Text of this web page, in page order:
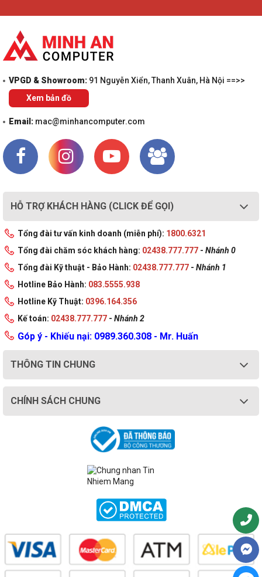
VPGD & Showroom: 91 Nguyễn Xiển, Thanh Xuân, Hà Nội ==>>
Xem bản đồ
Email: mac@minhancomputer.com
HỖ TRỢ KHÁCH HÀNG (CLICK ĐỂ GỌI)
Tổng đài tư vấn kinh doanh (miễn phí): 1800.6321
Tổng đài chăm sóc khách hàng: 02438.777.777 - Nhánh 0
Tổng đài Kỹ thuật - Bảo Hành: 02438.777.777 - Nhánh 1
Hotline Bảo Hành: 083.5555.938
Hotline Kỹ Thuật: 0396.164.356
Kế toán: 02438.777.777 - Nhánh 2
Góp ý - Khiếu nại: 0989.360.308 - Mr. Huấn
THÔNG TIN CHUNG
CHÍNH SÁCH CHUNG